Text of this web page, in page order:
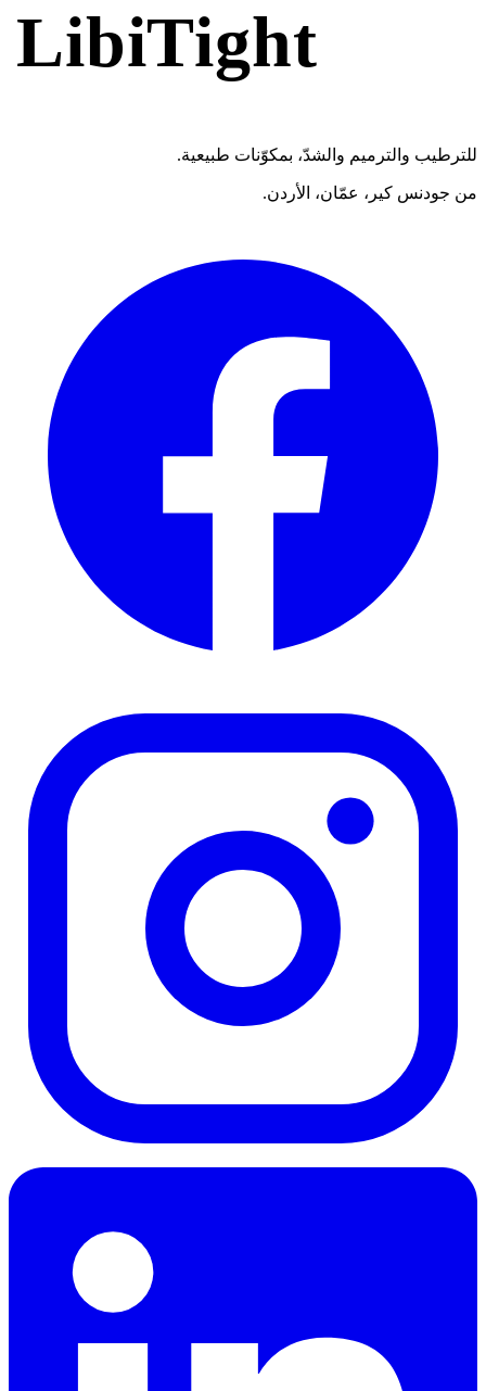
LibiTight
للترطيب والترميم والشدّ، بمكوّنات طبيعية.
من جودنس كير، عمّان، الأردن.